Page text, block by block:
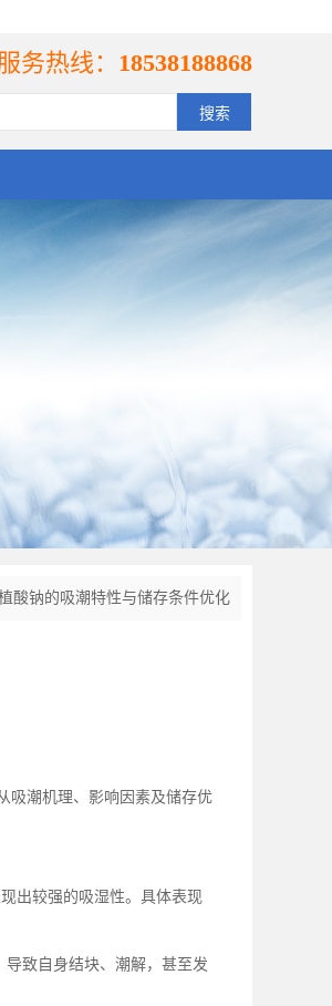
务热线： 18538188868
酸钠的吸潮特性与储存条件优化
吸潮机理、影响因素及储存优
出较强的吸湿性。具体表现
致自身结块、潮解，甚至发